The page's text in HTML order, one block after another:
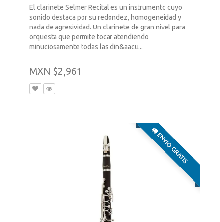
El clarinete Selmer Recital es un instrumento cuyo
sonido destaca por su redondez, homogeneidad y
nada de agresividad. Un clarinete de gran nivel para
orquesta que permite tocar atendiendo
minuciosamente todas las din&aacu...
MXN $2,961
ENVIO GRATIS